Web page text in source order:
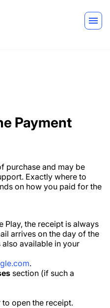
Payment
purchase and may be
Exactly where to
on how you paid for the
Play, the receipt is always
arrives on the day of the
available in your
.
section (if such a
open the receipt.